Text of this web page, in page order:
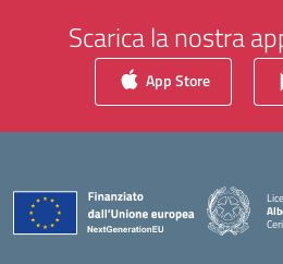
Scarica la nostra
App Store
—